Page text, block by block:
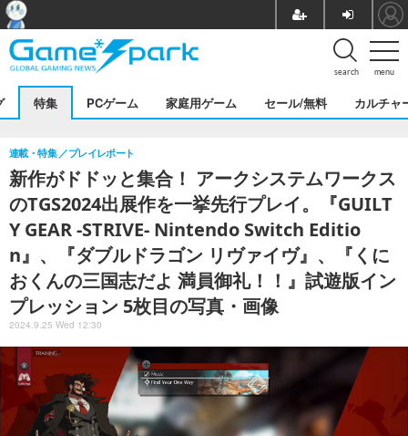
menu
search
特集 PCゲーム 家庭用ゲーム セール/無料 カルチャ
新作がドドッと集合！ アークシステムワークス
のTGS2024出展作を一挙先行プレイ。『GUILT
Y GEAR -STRIVE- Nintendo Switch Editio
n』、『ダブルドラゴン リヴァイヴ』、『くに
おくんの三国志だよ 満員御礼！！』試遊版イン
プレッション 5枚目の写真・画像
連載・特集 プレイレポート
2024.9.25 Wed 12:30